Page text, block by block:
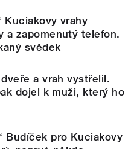
Kuciakovy vrahy
a zapomenutý telefon.
svědek
a vrah vystřelil.
dojel k muži, který ho
Budíček pro Kuciakovy